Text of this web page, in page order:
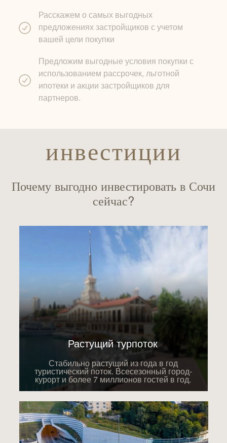
Предложим выгодные условия покупки с
использованием рассрочек, льготной
ипотеки и акции застройщиков для
партнеров.
Расскажем о самых выгодных
предложениях застройщиков с учетом
вашей цели покупки
инвестиции
Почему выгодно инвестировать в Сочи
сейчас?
Стабильно растущий из года в год
туристический поток. Всесезонный город-
курорт и более 7 миллионов гостей в год.
Растущий турпоток